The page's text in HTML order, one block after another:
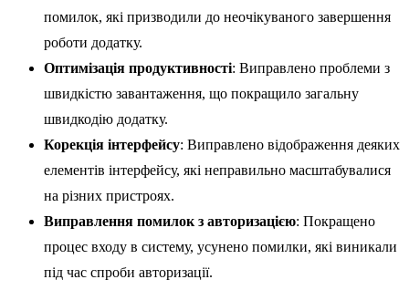
помилок, які призводили до неочікуваного завершення
роботи додатку.
Оптимізація продуктивності: Виправлено проблеми з
швидкістю завантаження, що покращило загальну
швидкодію додатку.
Корекція інтерфейсу: Виправлено відображення деяких
елементів інтерфейсу, які неправильно масштабувалися
на різних пристроях.
Виправлення помилок з авторизацією: Покращено
процес входу в систему, усунено помилки, які виникали
під час спроби авторизації.